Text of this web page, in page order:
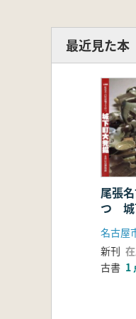
最近見た本
尾張
つ 城
名古屋
新刊
古書 1